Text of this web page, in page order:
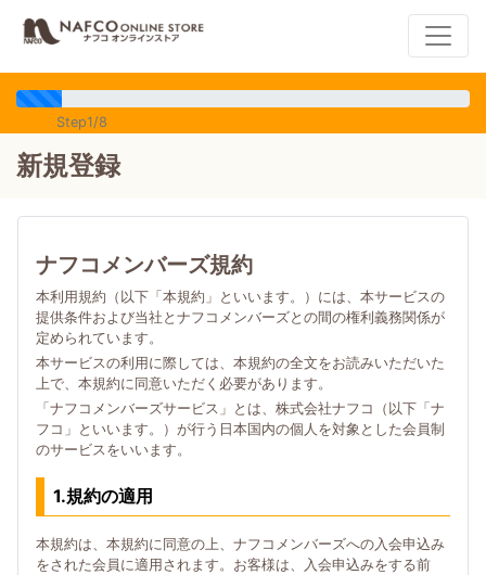
Step1/8
新規登録
ナフコメンバーズ規約
本利用規約（以下「本規約」といいます。）には、本サービスの
提供条件および当社とナフコメンバーズとの間の権利義務関係が
定められています。
本サービスの利用に際しては、本規約の全文をお読みいただいた
上で、本規約に同意いただく必要があります。
「ナフコメンバーズサービス」とは、株式会社ナフコ（以下「ナ
フコ」といいます。）が行う日本国内の個人を対象とした会員制
のサービスをいいます。
1.規約の適用
本規約は、本規約に同意の上、ナフコメンバーズへの入会申込み
をされた会員に適用されます。お客様は、入会申込みをする前